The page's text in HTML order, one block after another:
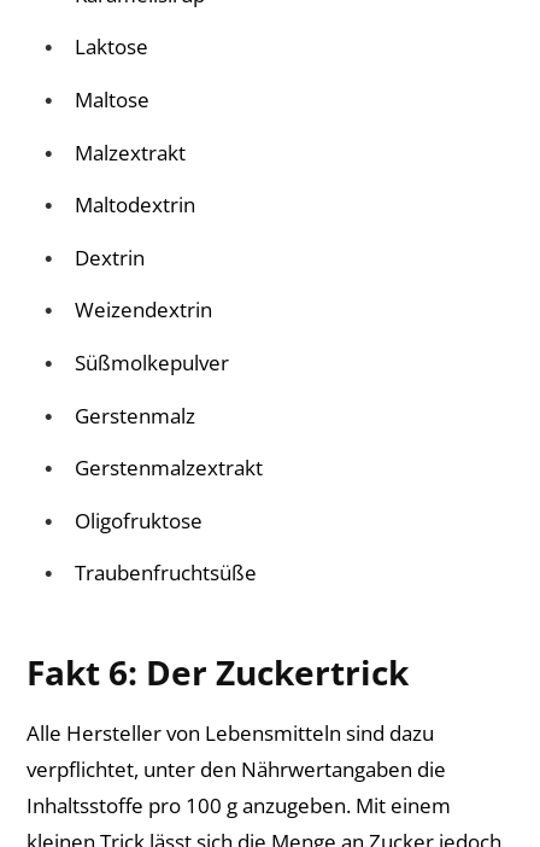
Laktose
Maltose
Malzextrakt
Maltodextrin
Dextrin
Weizendextrin
Süßmolkepulver
Gerstenmalz
Gerstenmalzextrakt
Oligofruktose
Traubenfruchtsüße
Fakt 6: Der Zuckertrick
Alle Hersteller von Lebensmitteln sind dazu
verpflichtet, unter den Nährwertangaben die
Inhaltsstoffe pro 100 g anzugeben. Mit einem